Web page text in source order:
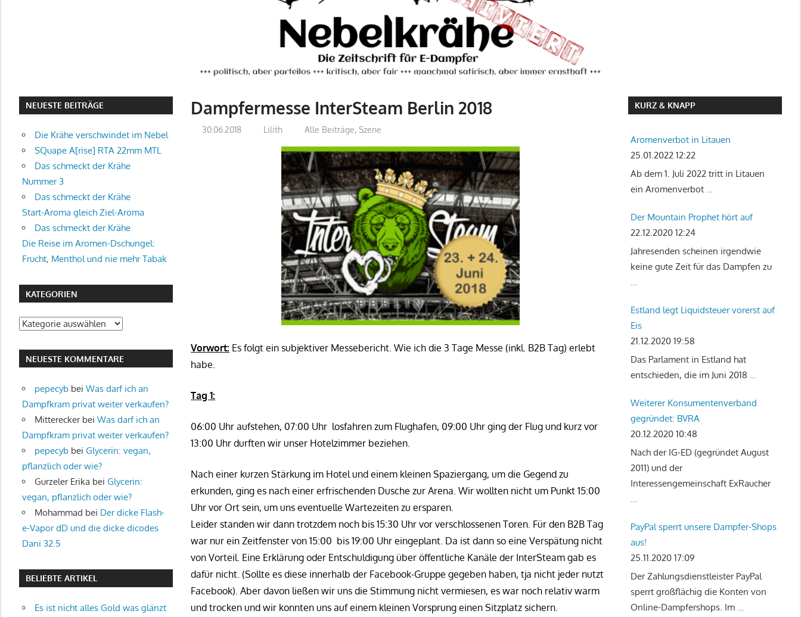
Dampfermesse InterSteam Berlin 2018
30.06.2018 Lilith Alle Beiträge, Szene
Vorwort: Es folgt ein subjektiver Messebericht. Wie ich die 3 Tage Messe (inkl. B2B Tag) erlebt
habe.
Tag 1:
06:00 Uhr aufstehen, 07:00 Uhr losfahren zum Flughafen, 09:00 Uhr ging der Flug und kurz vor
13:00 Uhr durften wir unser Hotelzimmer beziehen.
Nach einer kurzen Stärkung im Hotel und einem kleinen Spaziergang, um die Gegend zu
erkunden, ging es nach einer erfrischenden Dusche zur Arena. Wir wollten nicht um Punkt 15:00
Uhr vor Ort sein, um uns eventuelle Wartezeiten zu ersparen.
Leider standen wir dann trotzdem noch bis 15:30 Uhr vor verschlossenen Toren. Für den B2B Tag
war nur ein Zeitfenster von 15:00 bis 19:00 Uhr eingeplant. Da ist dann so eine Verspätung nicht
von Vorteil. Eine Erklärung oder Entschuldigung über öffentliche Kanäle der InterSteam gab es
dafür nicht. (Sollte es diese innerhalb der Facebook-Gruppe gegeben haben, tja nicht jeder nutzt
Facebook). Aber davon ließen wir uns die Stimmung nicht vermiesen, es war noch relativ warm
und trocken und wir konnten uns auf einem kleinen Vorsprung einen Sitzplatz sichern.
NEUESTE BEITRÄGE
Die Krähe verschwindet im Nebel
SQuape A[rise] RTA 22mm MTL
Das schmeckt der Krähe
Nummer 3
Das schmeckt der Krähe
Start-Aroma gleich Ziel-Aroma
Das schmeckt der Krähe
Die Reise im Aromen-Dschungel:
Frucht, Menthol und nie mehr Tabak
KATEGORIEN
Kategorien
NEUESTE KOMMENTARE
pepecybbei Was darf ich an
Dampfkram privat weiter verkaufen?
Mittereckerbei Was darf ich an
Dampfkram privat weiter verkaufen?
pepecybbei Glycerin: vegan,
pflanzlich oder wie?
Gurzeler Erika bei Glycerin:
vegan, pflanzlich oder wie?
Mohammad bei Der dicke Flash-
e-Vapor dD und die dicke dicodes
Dani 32.5
BELIEBTE ARTIKEL
Es ist nicht alles Gold was glänzt
KURZ & KNAPP
Aromenverbot in Litauen
25.01.2022 12:22
Ab dem 1. Juli 2022 tritt in Litauen
ein Aromenverbot …
Der Mountain Prophet hört auf
22.12.2020 12:24
Jahresenden scheinen irgendwie
keine gute Zeit für das Dampfen zu
…
Estland legt Liquidsteuer vorerst auf
Eis
21.12.2020 19:58
Das Parlament in Estland hat
entschieden, die im Juni 2018 …
Weiterer Konsumentenverband
gegründet: BVRA
20.12.2020 10:48
Nach der IG-ED (gegründet August
2011) und der
Interessengemeinschaft ExRaucher
…
PayPal sperrt unsere Dampfer-Shops
aus!
25.11.2020 17:09
Der Zahlungsdienstleister PayPal
sperrt großflächig die Konten von
Online-Dampfershops. Im …